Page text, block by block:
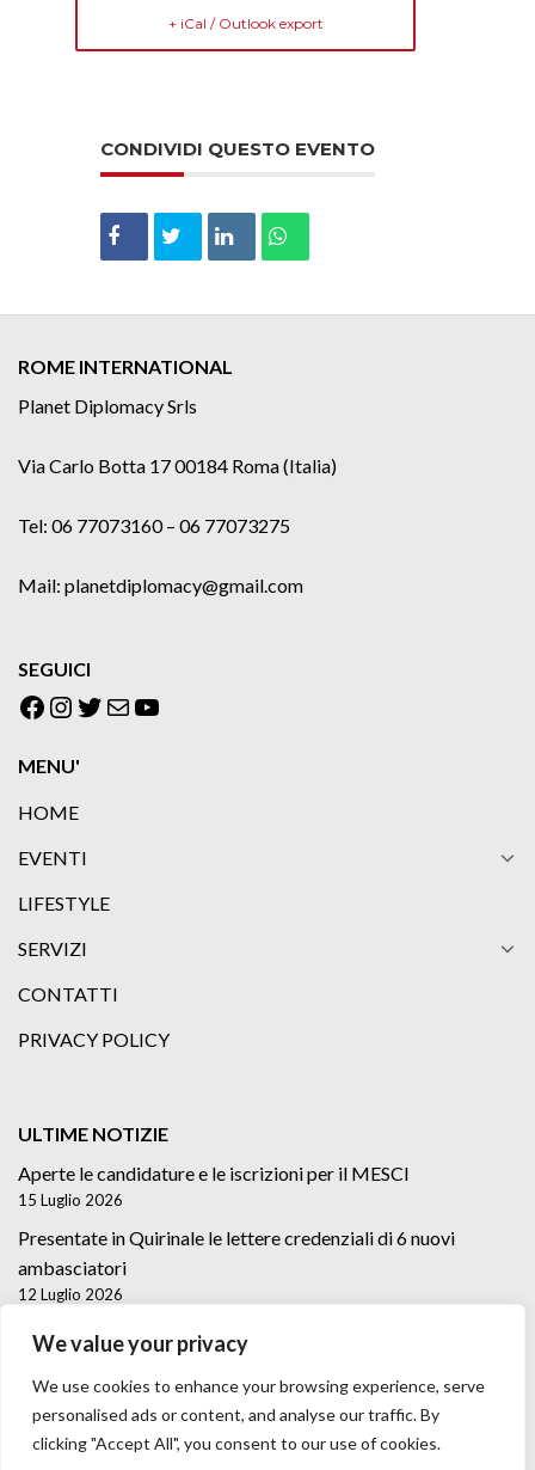
We value your privacy
We use cookies to enhance your browsing experience, serve
personalised ads or content, and analyse our traffic. By
clicking "Accept All", you consent to our use of cookies.
+ iCal / Outlook export
CONDIVIDI QUESTO EVENTO
ROME INTERNATIONAL
Planet Diplomacy Srls
Via Carlo Botta 17 00184 Roma (Italia)
Tel: 06 77073160 – 06 77073275
Mail: planetdiplomacy@gmail.com
SEGUICI
Facebook
Instagram
Twitter
EmailYouTube
MENU'
HOME
EVENTI
LIFESTYLE
SERVIZI
CONTATTI
PRIVACY POLICY
ULTIME NOTIZIE
Aperte le candidature e le iscrizioni per il MESCI
15 Luglio 2026
Presentate in Quirinale le lettere credenziali di 6 nuovi
ambasciatori
12 Luglio 2026
Lettere credenziali di 5 nuovi Ambasciatori